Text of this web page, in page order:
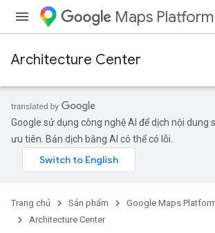
Maps Platform
Architecture Center
Google sử dụng công nghệ AI để dịch nội dung
ưu tiên. Bản dịch bằng AI có thể có lỗi.
Trang chủ Sản phẩm Google Maps
Architecture Center